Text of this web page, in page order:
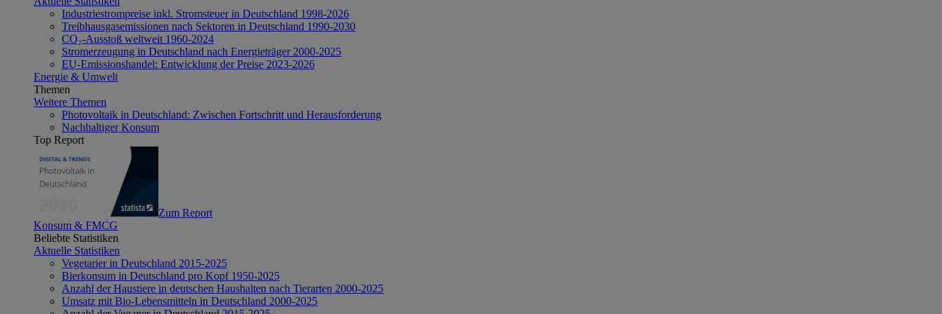
Industriestrompreise inkl. Stromsteuer in Deutschland 1998-2026
Treibhausgasemissionen nach Sektoren in Deutschland 1990-2030
CO₂-Ausstoß weltweit 1960-2024
Stromerzeugung in Deutschland nach Energieträger 2000-2025
EU-Emissionshandel: Entwicklung der Preise 2023-2026
Energie & Umwelt
Themen
Weitere Themen
Photovoltaik in Deutschland: Zwischen Fortschritt und Herausforderung
Nachhaltiger Konsum
Top Report
Zum Report
Konsum & FMCG
Beliebte Statistiken
Aktuelle Statistiken
Vegetarier in Deutschland 2015-2025
Bierkonsum in Deutschland pro Kopf 1950-2025
Anzahl der Haustiere in deutschen Haushalten nach Tierarten 2000-2025
Umsatz mit Bio-Lebensmitteln in Deutschland 2000-2025